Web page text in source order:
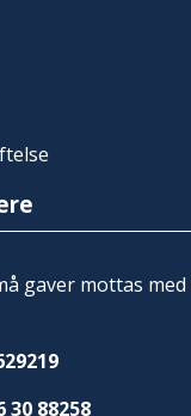
gaver mottas med
30 88258